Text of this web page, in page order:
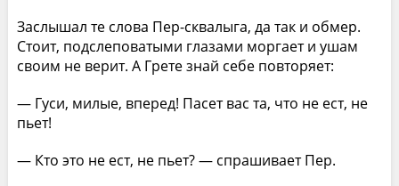
Заслышал те слова Пер-сквалыга, да так и обмер.
Стоит, подслеповатыми глазами моргает и ушам
своим не верит. А Грете знай себе повторяет:
— Гуси, милые, вперед! Пасет вас та, что не ест, не
пьет!
— Кто это не ест, не пьет? — спрашивает Пер.